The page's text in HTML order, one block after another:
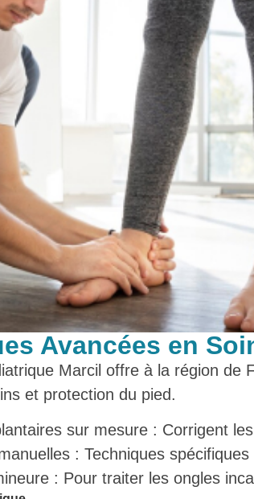
Avancées en
Marcil offre à la région de
et protection du pied.
sur mesure : Corrigent
: Techniques
: Pour traiter les ongles